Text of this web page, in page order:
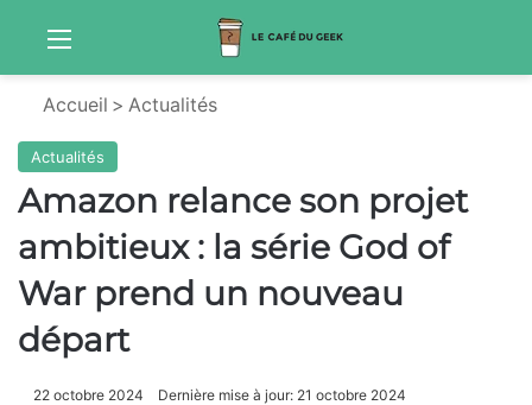
Menu
Accueil > Actualités
Actualités
Amazon relance son projet
ambitieux : la série God of
War prend un nouveau
départ
22 octobre 2024 Dernière mise à jour: 21 octobre 2024